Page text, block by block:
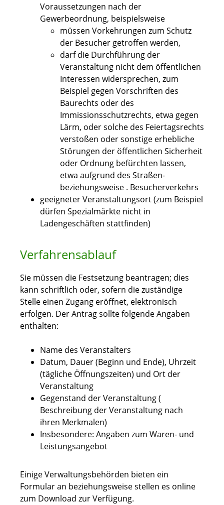
Voraussetzungen nach der
Gewerbeordnung, beispielsweise
müssen Vorkehrungen zum Schutz
der Besucher getroffen werden,
darf die Durchführung der
Veranstaltung nicht dem öffentlichen
Interessen widersprechen, zum
Beispiel gegen Vorschriften des
Baurechts oder des
Immissionsschutzrechts, etwa gegen
Lärm, oder solche des Feiertagsrechts
verstoßen oder sonstige erhebliche
Störungen der öffentlichen Sicherheit
oder Ordnung befürchten lassen,
etwa aufgrund des Straßen-
beziehungsweise . Besucherverkehrs
geeigneter Veranstaltungsort (zum Beispiel
dürfen Spezialmärkte nicht in
Ladengeschäften stattfinden)
Verfahrensablauf
Sie müssen die Festsetzung beantragen; dies
kann schriftlich oder, sofern die zuständige
Stelle einen Zugang eröffnet, elektronisch
erfolgen. Der Antrag sollte folgende Angaben
enthalten:
Name des Veranstalters
Datum, Dauer (Beginn und Ende), Uhrzeit
(tägliche Öffnungszeiten) und Ort der
Veranstaltung
Gegenstand der Veranstaltung (
Beschreibung der Veranstaltung nach
ihren Merkmalen)
Insbesondere: Angaben zum Waren- und
Leistungsangebot
Einige Verwaltungsbehörden bieten ein
Formular an beziehungsweise stellen es online
zum Download zur Verfügung.